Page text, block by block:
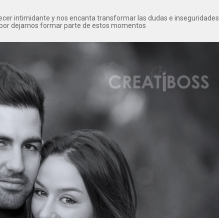
intimidante y nos encanta transformar las dudas e inseguridades
dejarnos formar parte de estos momentos